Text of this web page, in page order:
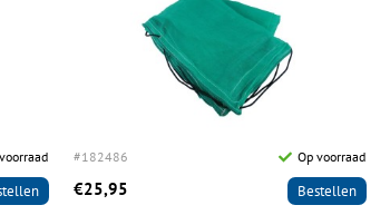
#182486 Op voorraad
€25,95 Bestellen